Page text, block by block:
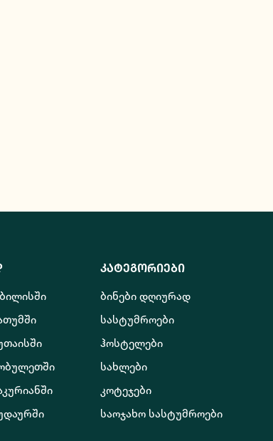
კატეგორიები
ბინები დღიურად
სასტუმროები
ჰოსტელები
სახლები
კოტეჯები
საოჯახო სასტუმროები